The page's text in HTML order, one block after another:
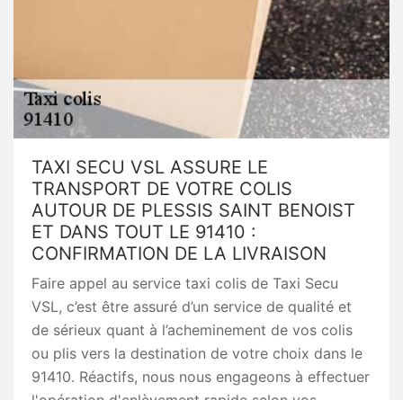
TAXI SECU VSL ASSURE LE
TRANSPORT DE VOTRE COLIS
AUTOUR DE PLESSIS SAINT BENOIST
ET DANS TOUT LE 91410 :
CONFIRMATION DE LA LIVRAISON
Faire appel au service taxi colis de Taxi Secu
VSL, c’est être assuré d’un service de qualité et
de sérieux quant à l’acheminement de vos colis
ou plis vers la destination de votre choix dans le
91410. Réactifs, nous nous engageons à effectuer